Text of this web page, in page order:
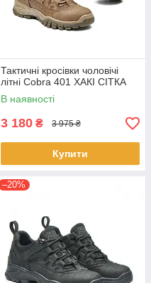
Тактичні кросівки чоловічі
літні Cobra 401 ХАКІ СІТКА
В наявності
3 180 ₴ 3 975 ₴
Купити
–20%